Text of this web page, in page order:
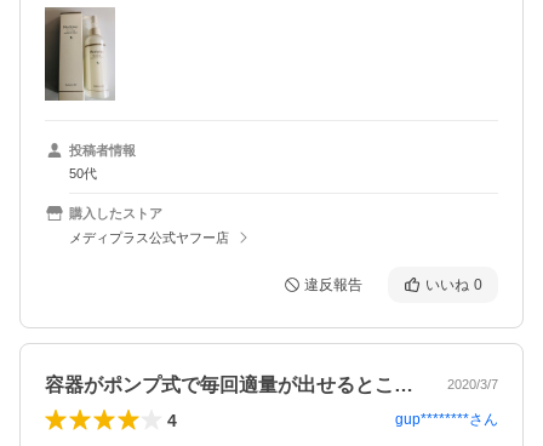
投稿者情報
50代
購入したストア
メディプラス公式ヤフー店
違反報告 いいね 0
容器がポンプ式で毎回適量が出せるところ… 2020/3/7
4 gup********さん